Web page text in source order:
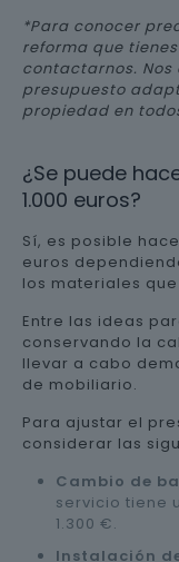
*Para conocer
reforma que
contactarnos.
presupuesto
propiedad en
¿Se puede
1.000 euros?
Sí, es posible
euros
los materiales
Entre las ideas
conservando la
llevar a cabo
de mobiliario.
Para ajustar el
considerar las
Cambio de
servicio tiene
1.300 €.
Instalación